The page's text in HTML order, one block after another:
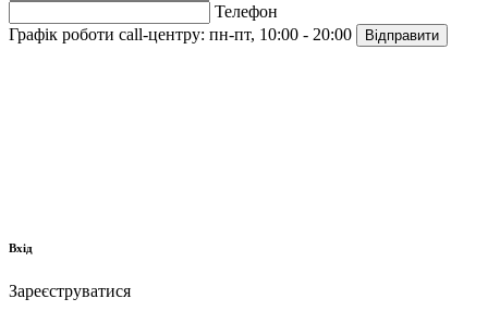
Телефон
Графік роботи call-центру: пн-пт, 10:00 - 20:00 Відправити
Вхід
Зареєструватися